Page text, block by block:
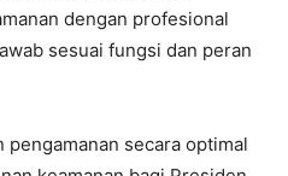
dengan profesional
sesuai fungsi dan peran
secara optimal